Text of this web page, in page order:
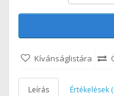
Kívánságlistára
Leírás Értékelések